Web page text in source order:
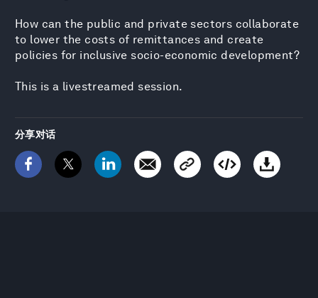
How can the public and private sectors collaborate
to lower the costs of remittances and create
policies for inclusive socio-economic development?
This is a livestreamed session.
分享对话